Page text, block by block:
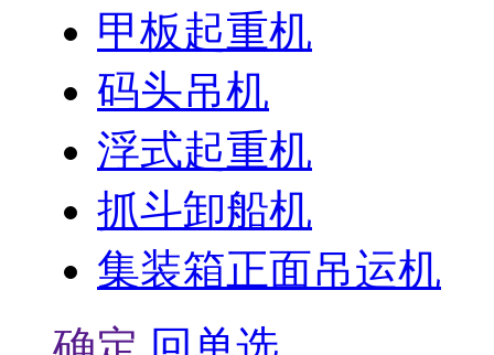
甲板起重机
码头吊机
浮式起重机
抓斗卸船机
集装箱正面吊运机